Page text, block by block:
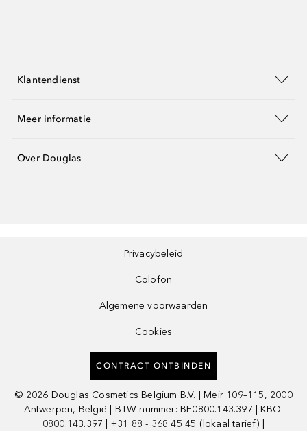
Klantendienst
Meer informatie
Over Douglas
Privacybeleid
Colofon
Algemene voorwaarden
Cookies
CONTRACT ONTBINDEN
© 2026 Douglas Cosmetics Belgium B.V. | Meir 109–115, 2000
Antwerpen, België | BTW nummer: BE0800.143.397 | KBO:
0800.143.397 | +31 88 - 368 45 45 (lokaal tarief) |